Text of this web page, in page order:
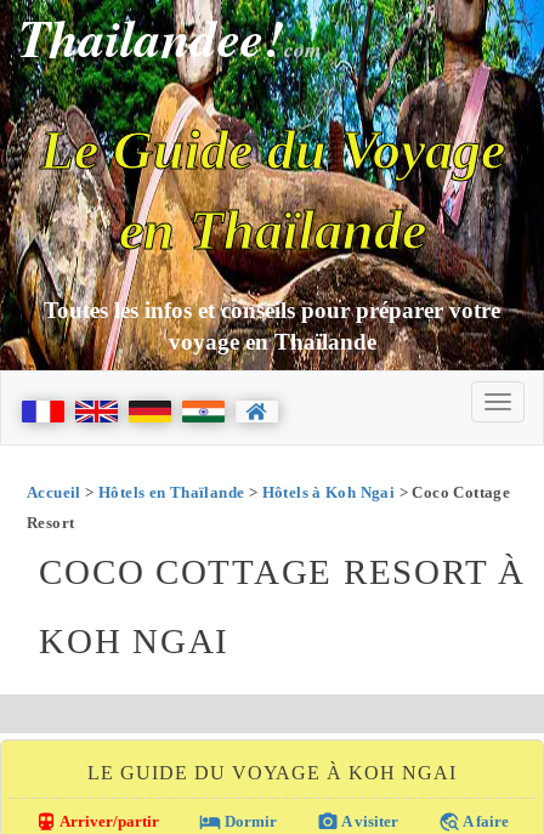
Thailandee!com
Le Guide du Voyage
en Thaïlande
Toutes les infos et conseils pour préparer votre
voyage en Thaïlande
Accueil > Hôtels en Thaïlande > Hôtels à Koh Ngai > Coco Cottage
Resort
COCO COTTAGE RESORT À
KOH NGAI
LE GUIDE DU VOYAGE À KOH NGAI
directions_transit Arriver/partir local_hotel Dormir photo_camera A visiter travel_explore A faire